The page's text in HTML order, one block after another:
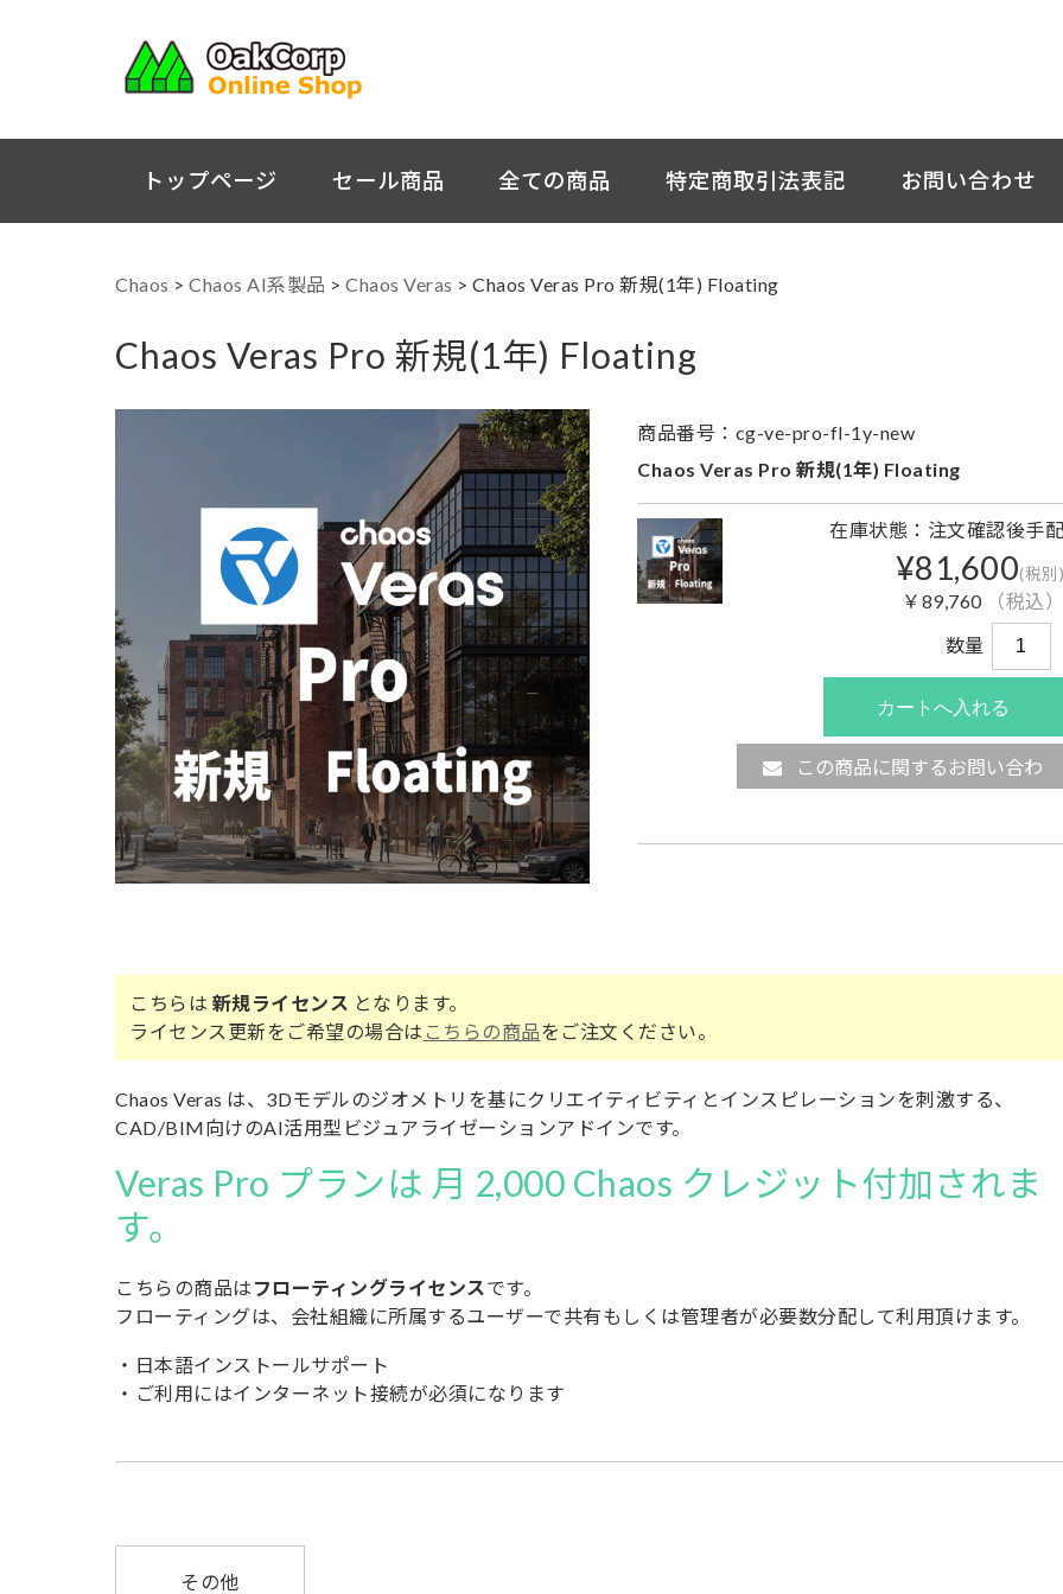
トップページ セール商品 全ての商品 特定商取引法表記 お問い合わせ
Chaos > Chaos AI系製品 > Chaos Veras > Chaos Veras Pro 新規(1年) Floating
Chaos Veras Pro 新規(1年) Floating
商品番号：cg-ve-pro-fl-1y-new
Chaos Veras Pro 新規(1年) Floating
在庫状態：注文確認後手配
¥81,600(税別)
￥89,760
（税込）
数量
この商品に関するお問い合わ
こちらは 新規ライセンス となります。
ライセンス更新をご希望の場合は こちらの商品をご注文ください。
Chaos Veras は、3Dモデルのジオメトリを基にクリエイティビティとインスピレーションを刺激する、
CAD/BIM向けのAI活用型ビジュアライゼーションアドインです。
Veras Pro プランは 月 2,000 Chaos クレジット付加されま
す。
こちらの商品は フローティングライセンスです。
フローティングは、会社組織に所属するユーザーで共有もしくは管理者が必要数分配して利用頂けます。
・日本語インストールサポート
・ご利用にはインターネット接続が必須になります
その他